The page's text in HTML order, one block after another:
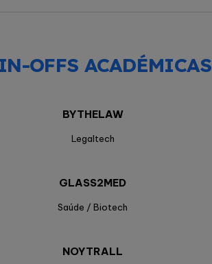
OFFS ACADÉMICAS
BYTHELAW
Legaltech
GLASS2MED
Saúde / Biotech
NOYTRALL